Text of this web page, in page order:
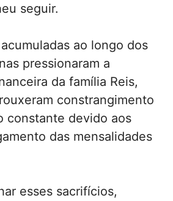
seguir.
ao longo dos
pressionaram a
da família Reis,
constrangimento
constante devido aos
das mensalidades
esses sacrifícios,